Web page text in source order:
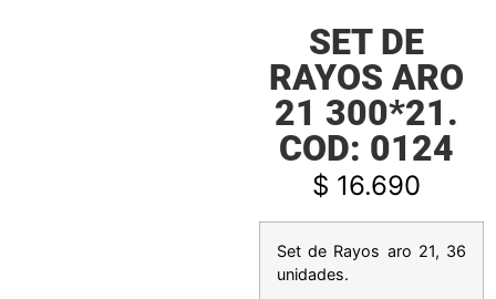
SET DE
RAYOS ARO
21 300*21.
COD: 0124
$ 16.690
Set de Rayos aro 21, 36
unidades.